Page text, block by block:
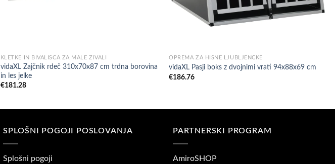
KLETKE IN BIVALIŠČA ZA MALE ŽIVALI
vidaXL Zajčnik rdeč 310x70x87 cm trdna borovina
in les jelke
€181.28
OPREMA ZA HIŠNE LJUBLJENČKE
vidaXL Pasji boks z dvojnimi vrati 94x88x69 cm
€186.76
SPLOŠNI POGOJI POSLOVANJA
Splošni pogoji
PARTNERSKI PROGRAM
AmiroSHOP